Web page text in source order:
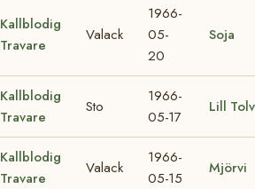
Kallblodig
Travare
Valack
1966-
05-
20
Soja
Kallblodig
Travare
Sto
1966-
05-17
Lill
Kallblodig
Travare
Valack
1966-
05-15
Mjörvi